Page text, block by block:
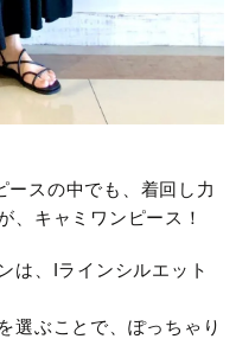
スの中でも、着回し力
、キャミワンピース！
は、Iラインシルエット
選ぶことで、ぽっちゃり